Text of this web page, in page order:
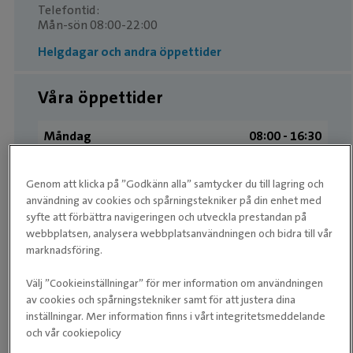
Telefontid:
Mån-sön 08:00-22:00
Helgdagar och andra öppettider
Våra öppettider
Måndag
08:00 ­- 16:30
Onsdag
08:00 ­- 16:30
Torsdag
08:00 ­- 16:30
Fredag
Lördag
Stängt
Söndag
Stängt
Genom att klicka på ”Godkänn alla” samtycker du till lagring och
användning av cookies och spårningstekniker på din enhet med
syfte att förbättra navigeringen och utveckla prestandan på
webbplatsen, analysera webbplatsanvändningen och bidra till vår
marknadsföring.
Välj ”Cookieinställningar” för mer information om användningen
av cookies och spårningstekniker samt för att justera dina
inställningar. Mer information finns i vårt integritetsmeddelande
och vår cookiepolicy